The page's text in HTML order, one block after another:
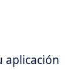
aplicación